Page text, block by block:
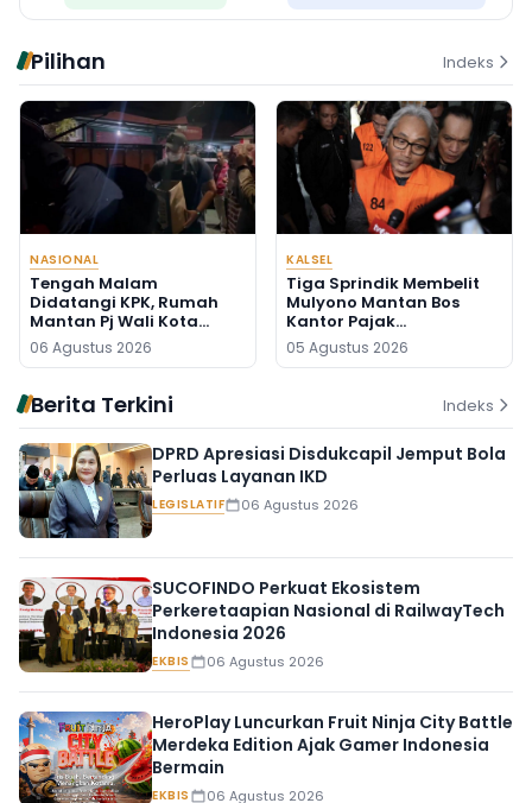
Pilihan Indeks
NASIONAL
Tengah Malam
Didatangi KPK, Rumah
Mantan Pj Wali Kota
Digeledah, Empat Koper
Dibawa
06 Agustus 2026
KALSEL
Tiga Sprindik Membelit
Mulyono Mantan Bos
Kantor Pajak
Banjarmasin
05 Agustus 2026
Berita Terkini Indeks
DPRD Apresiasi Disdukcapil Jemput Bola
Perluas Layanan IKD
LEGISLATIF 06 Agustus 2026
SUCOFINDO Perkuat Ekosistem
Perkeretaapian Nasional di RailwayTech
Indonesia 2026
EKBIS 06 Agustus 2026
HeroPlay Luncurkan Fruit Ninja City Battle
Merdeka Edition Ajak Gamer Indonesia
Bermain
EKBIS 06 Agustus 2026